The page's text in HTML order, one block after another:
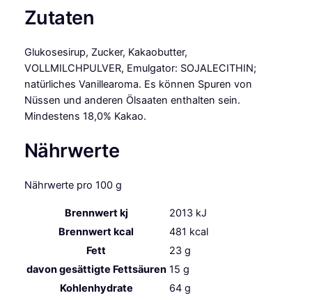
e
n
e
Zutaten
Glukosesirup, Zucker, Kakaobutter,
VOLLMILCHPULVER, Emulgator: SOJALECITHIN;
natürliches Vanillearoma. Es können Spuren von
Nüssen und anderen Ölsaaten enthalten sein.
Mindestens 18,0% Kakao.
Nährwerte
Nährwerte pro 100 g
Brennwert kj 2013 kJ
Brennwert kcal
481 kcal
Fett
23 g
davongesättigte Fettsäuren 15 g
Kohlenhydrate
64 g